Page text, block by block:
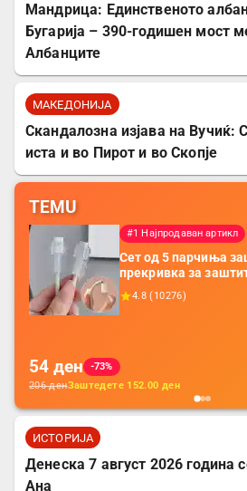
Мандрица: Единственото
Бугарија – 390-годишен мост
Албанците
МАКЕДОНИЈА
Скандалозна изјава на Вучиќ:
иста и во Пирот и во Скопје
TEMU
#1 Најпродаван артикл
Сет од 5 парчиња
прекривка за
додатоци за
батерија, за
4.8 ( 10276)
54 ден
-73%
206денЗаштедете 152.00 ден
ИСТОРИЈА
Денеска 7 август 2026 година
Ана